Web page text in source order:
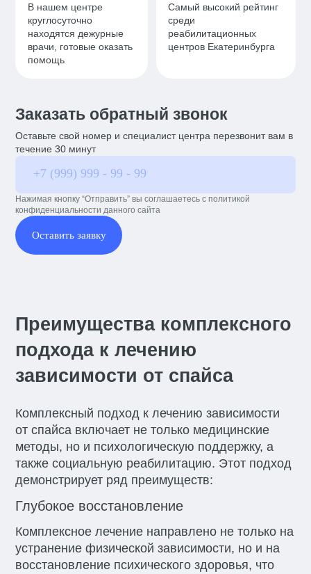
В нашем центре
круглосуточно
находятся дежурные
врачи, готовые оказать
помощь
Самый высокий рейтинг
среди
реабилитационных
центров Екатеринбурга
Заказать обратный звонок
Оставьте свой номер и специалист центра перезвонит вам в
течение 30 минут
Нажимая кнопку “Отправить” вы соглашаетесь с политикой
конфиденциальности данного сайта
Оставить заявку
Преимущества комплексного
подхода к лечению
зависимости от спайса
Комплексный подход к лечению зависимости
от спайса включает не только медицинские
методы, но и психологическую поддержку, а
также социальную реабилитацию. Этот подход
демонстрирует ряд преимуществ:
Глубокое восстановление
Комплексное лечение направлено не только на
устранение физической зависимости, но и на
восстановление психического здоровья, что